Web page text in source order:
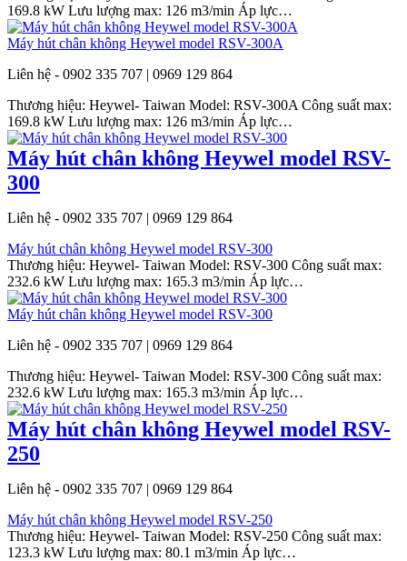
169.8 kW Lưu lượng max: 126 m3/min Áp lực…
Máy hút chân không Heywel model RSV-300A
Liên hệ - 0902 335 707 | 0969 129 864
Thương hiệu: Heywel- Taiwan Model: RSV-300A Công suất max:
169.8 kW Lưu lượng max: 126 m3/min Áp lực…
Máy hút chân không Heywel model RSV-
300
Liên hệ - 0902 335 707 | 0969 129 864
Máy hút chân không Heywel model RSV-300
Thương hiệu: Heywel- Taiwan Model: RSV-300 Công suất max:
232.6 kW Lưu lượng max: 165.3 m3/min Áp lực…
Máy hút chân không Heywel model RSV-300
Liên hệ - 0902 335 707 | 0969 129 864
Thương hiệu: Heywel- Taiwan Model: RSV-300 Công suất max:
232.6 kW Lưu lượng max: 165.3 m3/min Áp lực…
Máy hút chân không Heywel model RSV-
250
Liên hệ - 0902 335 707 | 0969 129 864
Máy hút chân không Heywel model RSV-250
Thương hiệu: Heywel- Taiwan Model: RSV-250 Công suất max:
123.3 kW Lưu lượng max: 80.1 m3/min Áp lực…